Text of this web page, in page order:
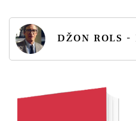
DŽON ROLS -